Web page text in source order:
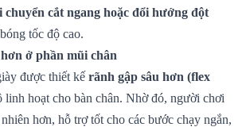
cắt ngang hoặc đổi hướng đột
tốc độ cao.
ở phần mũi chân
được thiết kế rãnh gập sâu hơn (flex
linh hoạt cho bàn chân. Nhờ đó, người chơi
hơn, hỗ trợ tốt cho các bước chạy ngắn,